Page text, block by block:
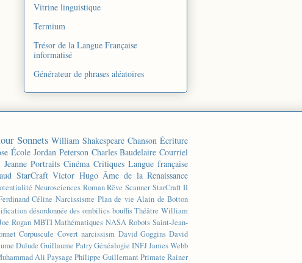
Vitrine linguistique
Termium
Trésor de la Langue Française
informatisé
Générateur de phrases aléatoires
Sonnets William Shakespeare Chanson Écriture
École Jordan Peterson Charles Baudelaire Courriel
Jeanne Portraits Cinéma Critiques Langue française
StarCraft Victor Hugo Âme de la Renaissance
Neurosciences Roman Rêve Scanner StarCraft II
Céline Narcissisme Plan de vie Alain de Botton
désordonnée des ombilics bouffis Théâtre William
Rogan MBTI Mathématiques NASA Robots Saint-Jean-
Corpuscule Covert narcissism David Goggins David
Dulude Guillaume PatryGénéalogie INFJJames Webb
Ali Paysage Philippe Guillemant Primate Rainer